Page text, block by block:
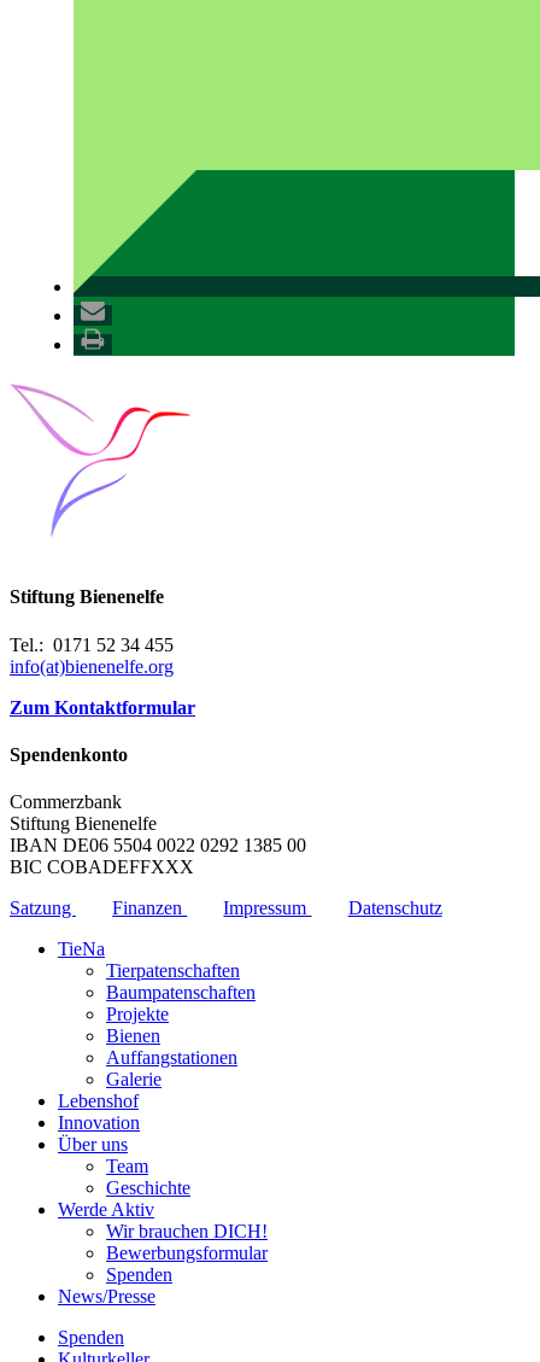
Stiftung Bienenelfe
Tel.: 0171 52 34 455
info(at)bienenelfe.org
Zum Kontaktformular
Spendenkonto
Commerzbank
Stiftung Bienenelfe
IBAN DE06 5504 0022 0292 1385 00
BIC COBADEFFXXX
Satzung
Finanzen Impressum
Datenschutz
TieNa
Tierpatenschaften
Baumpatenschaften
Projekte
Bienen
Auffangstationen
Galerie
Lebenshof
Innovation
Über uns
Team
Geschichte
Werde Aktiv
Wir brauchen DICH!
Bewerbungsformular
Spenden
News/Presse
Spenden